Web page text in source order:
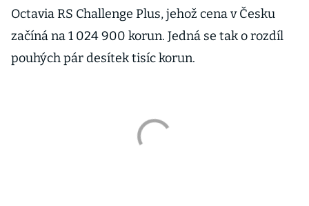
Octavia RS Challenge Plus, jehož cena v Česku
začíná na 1 024 900 korun. Jedná se tak o rozdíl
pouhých pár desítek tisíc korun.